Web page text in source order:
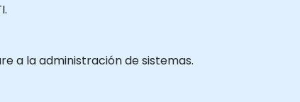
a la administración de sistemas.